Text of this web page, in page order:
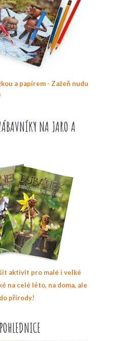
a papírem - Zažeň nudu
NA JARO A
aktivit pro malé i velké
na celé léto, na doma, ale
přírody!